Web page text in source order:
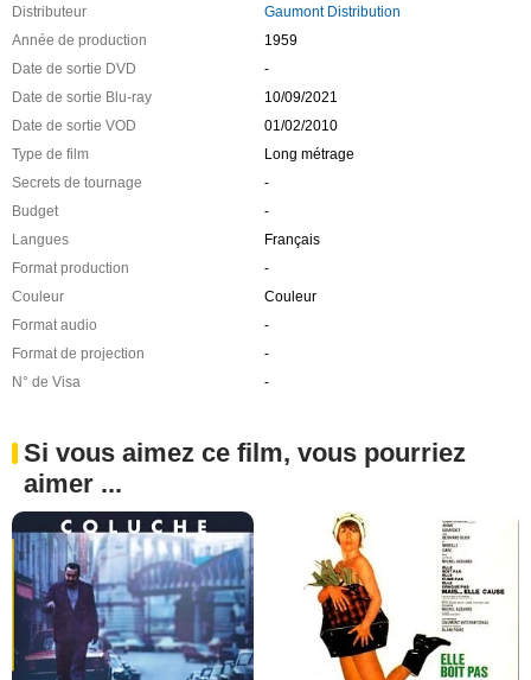
Distributeur
Gaumont Distribution
Année de production
1959
Date de sortie DVD
-
Date de sortie Blu-ray
10/09/2021
Date de sortie VOD
01/02/2010
Type de film
Long métrage
Secrets de tournage
-
Budget
-
Langues
Français
Format production
-
Couleur
Couleur
Format audio
-
Format de projection
-
N° de Visa
-
Si vous aimez ce film, vous pourriez
aimer ...